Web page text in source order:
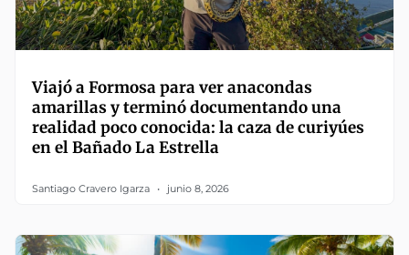
Viajó a Formosa para ver anacondas
amarillas y terminó documentando una
realidad poco conocida: la caza de curiyúes
en el Bañado La Estrella
Santiago Cravero Igarza junio 8, 2026